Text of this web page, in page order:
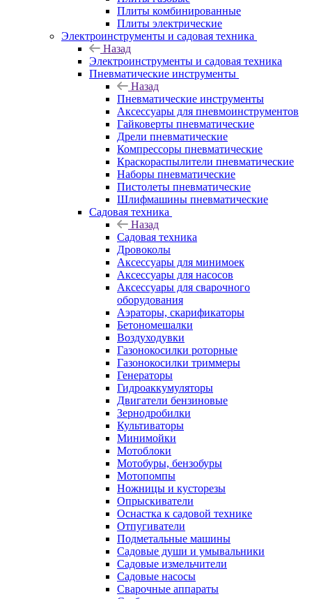
Плиты комбинированные
Плиты электрические
Электроинструменты и садовая техника
Назад
Электроинструменты и садовая техника
Пневматические инструменты
Назад
Пневматические инструменты
Аксессуары для пневмоинструментов
Гайковерты пневматические
Дрели пневматические
Компрессоры пневматические
Краскораспылители пневматические
Наборы пневматические
Пистолеты пневматические
Шлифмашины пневматические
Садовая техника
Назад
Садовая техника
Дровоколы
Аксессуары для минимоек
Аксессуары для насосов
Аксессуары для сварочного
оборудования
Аэраторы, скарификаторы
Бетономешалки
Воздуходувки
Газонокосилки роторные
Газонокосилки триммеры
Генераторы
Гидроаккумуляторы
Двигатели бензиновые
Зернодробилки
Культиваторы
Минимойки
Мотоблоки
Мотобуры, бензобуры
Мотопомпы
Ножницы и кусторезы
Опрыскиватели
Оснастка к садовой технике
Отпугиватели
Подметальные машины
Садовые души и умывальники
Садовые измельчители
Садовые насосы
Сварочные аппараты